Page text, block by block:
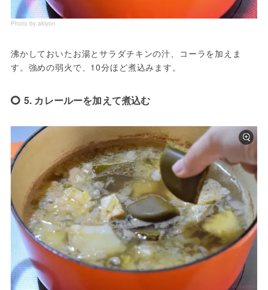
Photo by akiyon
沸かしておいたお湯とサラダチキンの汁、コーラを加えま
す。強めの弱火で、10分ほど煮込みます。
5. カレールーを加えて煮込む